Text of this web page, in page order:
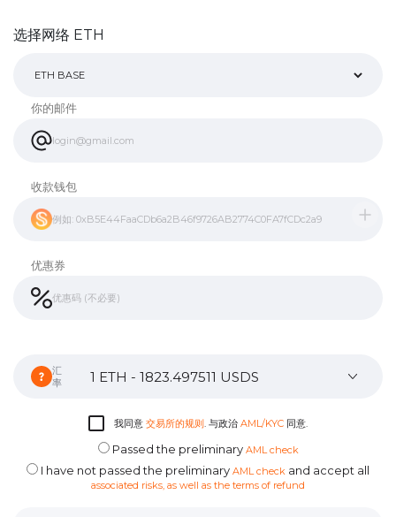
选择网络 ETH
你的邮件
收款钱包
优惠券
汇
率
我同意 交易所的规则. 与政治 AML/KYC 同意.
Passed the preliminary AML check
I have not passed the preliminary AML check and accept all
associated risks, as well as the terms of refund